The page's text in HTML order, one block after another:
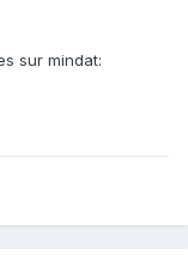
sur mindat: